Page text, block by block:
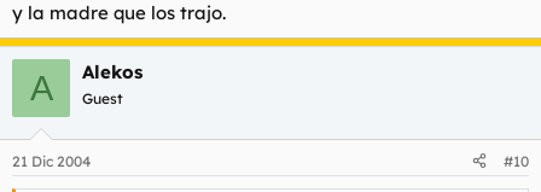
y la madre que los trajo.
A Alekos
Guest
21 Dic 2004 #10